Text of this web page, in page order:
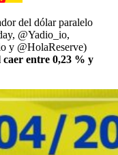
del dólar paralelo
@Yadio_io,
y @HolaReserve)
entre 0,23 % y